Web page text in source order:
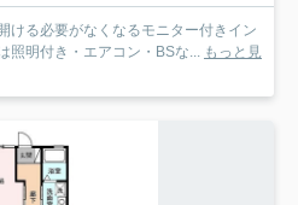
ける必要がなくなるモニター付きイン
照明付き・エアコン・BSな... もっと見